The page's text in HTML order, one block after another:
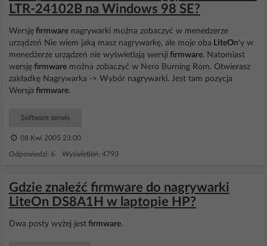
LTR-24102B na Windows 98 SE?
Wersję firmware nagrywarki można zobaczyć w menedzerze
urządzeń Nie wiem jaką masz nagrywarkę, ale moje oba LiteOn'y w
menedżerze urządzeń nie wyświetlają wersji firmware. Natomiast
wersję firmware można zobaczyć w Nero Burning Rom. Otwierasz
zakładkę Nagrywarka -> Wybór nagrywarki. Jest tam pozycja
Wersja firmware.
Software serwis
08 Kwi 2005 23:00
Odpowiedzi: 6 Wyświetleń: 4793
Gdzie znaleźć firmware do nagrywarki
LiteOn DS8A1H w laptopie HP?
Dwa posty wyżej jest firmware.